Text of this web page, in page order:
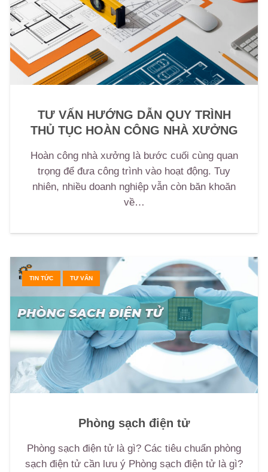
TƯ VẤN HƯỚNG DẪN QUY TRÌNH
THỦ TỤC HOÀN CÔNG NHÀ XƯỞNG
Hoàn công nhà xưởng là bước cuối cùng quan
trọng để đưa công trình vào hoạt động. Tuy
nhiên, nhiều doanh nghiệp vẫn còn băn khoăn
về…
TIN TỨC TƯ VẤN
Phòng sạch điện tử
Phòng sạch điện tử là gì? Các tiêu chuẩn phòng
sạch điện tử cần lưu ý Phòng sạch điện tử là gì?